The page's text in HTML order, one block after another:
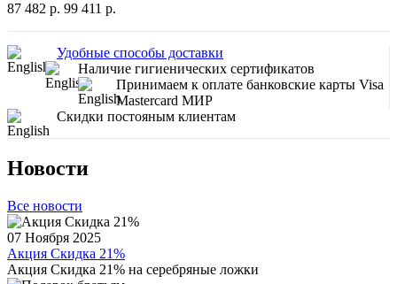
87 482 р. 99 411 р.
Удобные способы доставки
Наличие гигиенических сертификатов
Принимаем к оплате банковские карты Visa
Mastercard МИР
Скидки постояным клиентам
Новости
Все новости
07 Ноября 2025
Акция Скидка 21%
Акция Скидка 21% на серебряные ложки